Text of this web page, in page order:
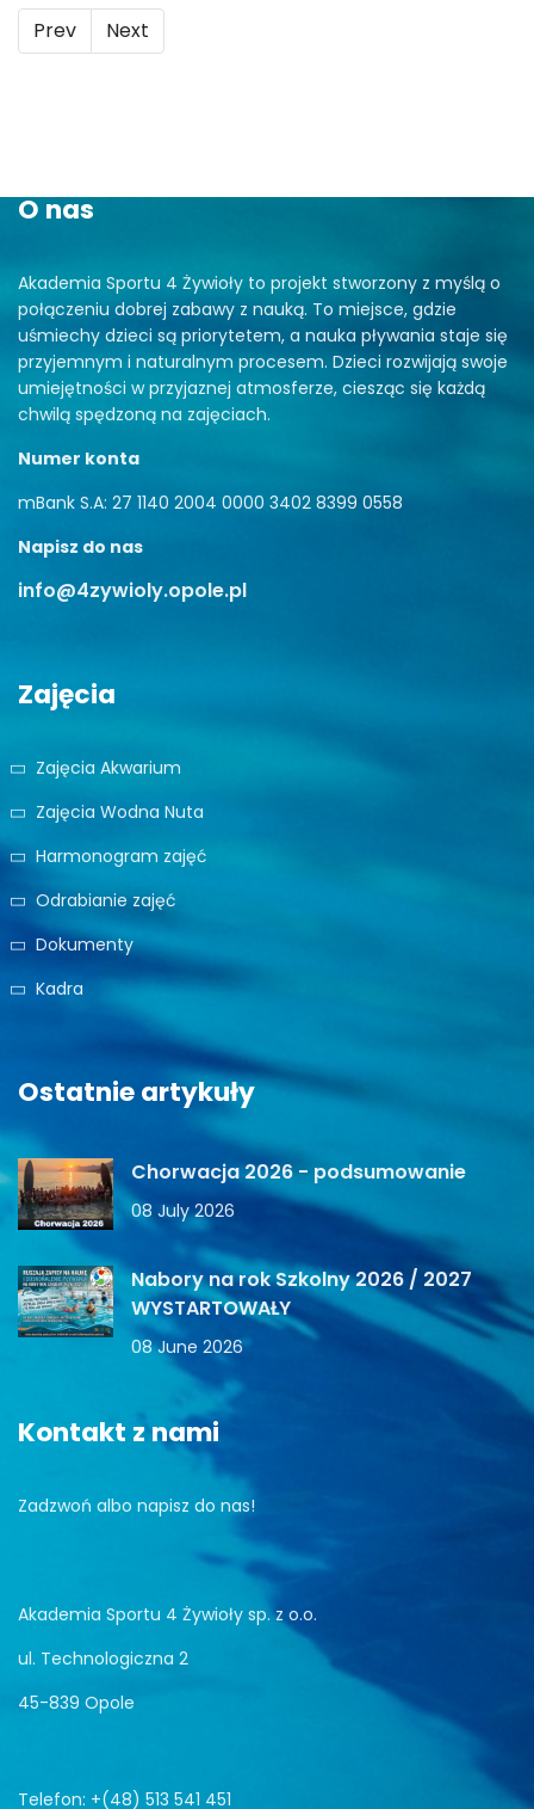
Prev Next
O nas
Akademia Sportu 4 Żywioły to projekt stworzony z myślą o
połączeniu dobrej zabawy z nauką. To miejsce, gdzie
uśmiechy dzieci są priorytetem, a nauka pływania staje się
przyjemnym i naturalnym procesem. Dzieci rozwijają swoje
umiejętności w przyjaznej atmosferze, ciesząc się każdą
chwilą spędzoną na zajęciach.
Numer konta
mBank S.A: 27 1140 2004 0000 3402 8399 0558
Napisz do nas
info@4zywioly.opole.pl
Zajęcia
Zajęcia Akwarium
Zajęcia Wodna Nuta
Harmonogram zajęć
Odrabianie zajęć
Dokumenty
Kadra
Ostatnie artykuły
Chorwacja 2026 - podsumowanie
08 July 2026
Nabory na rok Szkolny 2026 / 2027
WYSTARTOWAŁY
08 June 2026
Kontakt z nami
Zadzwoń albo napisz do nas!
Akademia Sportu 4 Żywioły sp. z o.o.
ul. Technologiczna 2
45-839 Opole
Telefon: +(48) 513 541 451